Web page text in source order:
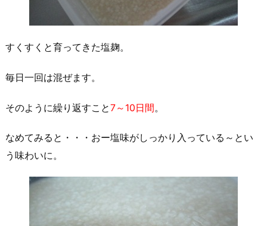
すくすくと育ってきた塩麹。
毎日一回は混ぜます。
そのように繰り返すこと7～10日間。
なめてみると・・・おー塩味がしっかり入っている～とい
う味わいに。